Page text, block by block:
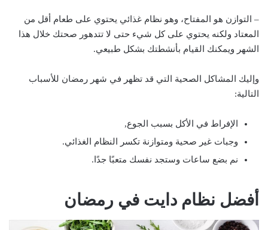
– التوازن هو المفتاح، وهو نظام غذائي يحتوي على طعام أقل من
المعتاد ولكنه يحتوي على كل شيء حتى لا تتدهور صحتك خلال هذا
الشهر ويمكنك القيام بأنشطتك بشكل طبيعي.
وإليك المشاكل الصحية التي قد تظهر في شهر رمضان للأسباب
التالية:
الإفراط في الأكل بسبب الجوع,
وجبات غير صحية ومتوازنة تكسر النظام الغذائي.
نم بضع ساعات وستجد نفسك متعبًا جدًا.
أفضل نظام دايت في رمضان